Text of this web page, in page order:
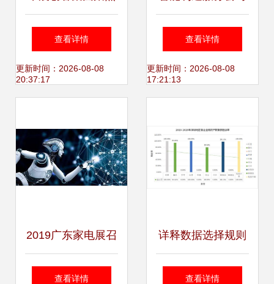
移动互联网 2021
年游戏、社区团购
长点，工业互联网
数据服务蓄势待发
查看详情
更新时间：2026-08-08
20:37:17
的真相 中电工业互
联网朱立锋数博会
查看详情
更新时间：2026-08-08
17:21:13
2019广东家电展召
开在即,多场活动强
查看详情
详释数据选择规则
—— 互联网大厂诉
查看详情